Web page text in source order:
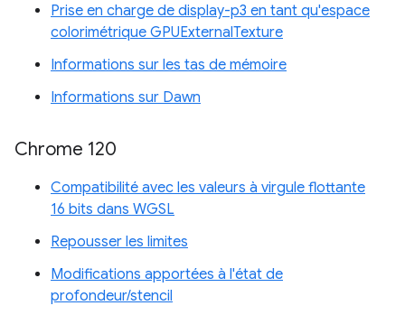
Prise en charge de display-p3 en tant qu'espace
colorimétrique GPUExternalTexture
Informations sur les tas de mémoire
Informations sur Dawn
Chrome 120
Compatibilité avec les valeurs à virgule flottante
16 bits dans WGSL
Repousser les limites
Modifications apportées à l'état de
profondeur/stencil